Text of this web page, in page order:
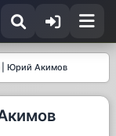
| Юрий Акимов